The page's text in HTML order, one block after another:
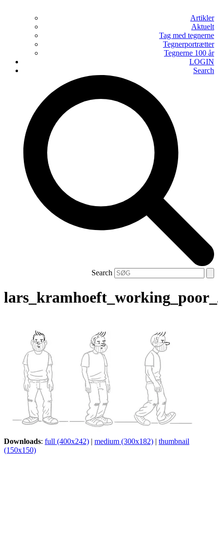
Artikler
Aktuelt
Tag med tegnerne
Tegnerportrætter
Tegnerne 100 år
LOGIN
Search
Search
Downloads: full (400x242) | medium (300x182) | thumbnail
(150x150)